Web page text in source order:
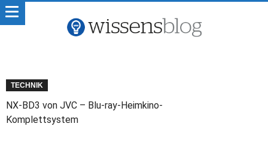
TECHNIK
NX-BD3 von JVC – Blu-ray-Heimkino-
Komplettsystem